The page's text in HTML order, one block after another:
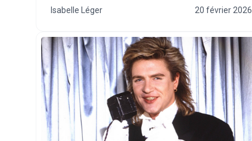
Isabelle Léger 20 février 2026